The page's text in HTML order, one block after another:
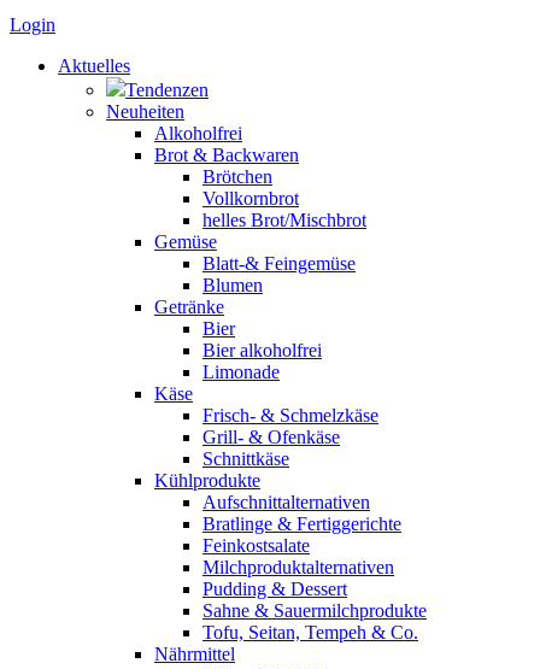
Login
Aktuelles
Tendenzen
Neuheiten
Alkoholfrei
Brot & Backwaren
Brötchen
Vollkornbrot
helles Brot/Mischbrot
Gemüse
Blatt-& Feingemüse
Blumen
Getränke
Bier
Bier alkoholfrei
Limonade
Käse
Frisch- & Schmelzkäse
Grill- & Ofenkäse
Schnittkäse
Kühlprodukte
Aufschnittalternativen
Bratlinge & Fertiggerichte
Feinkostsalate
Milchproduktalternativen
Pudding & Dessert
Sahne & Sauermilchprodukte
Tofu, Seitan, Tempeh & Co.
Nährmittel